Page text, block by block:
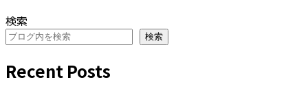
検索
検索
Recent Posts